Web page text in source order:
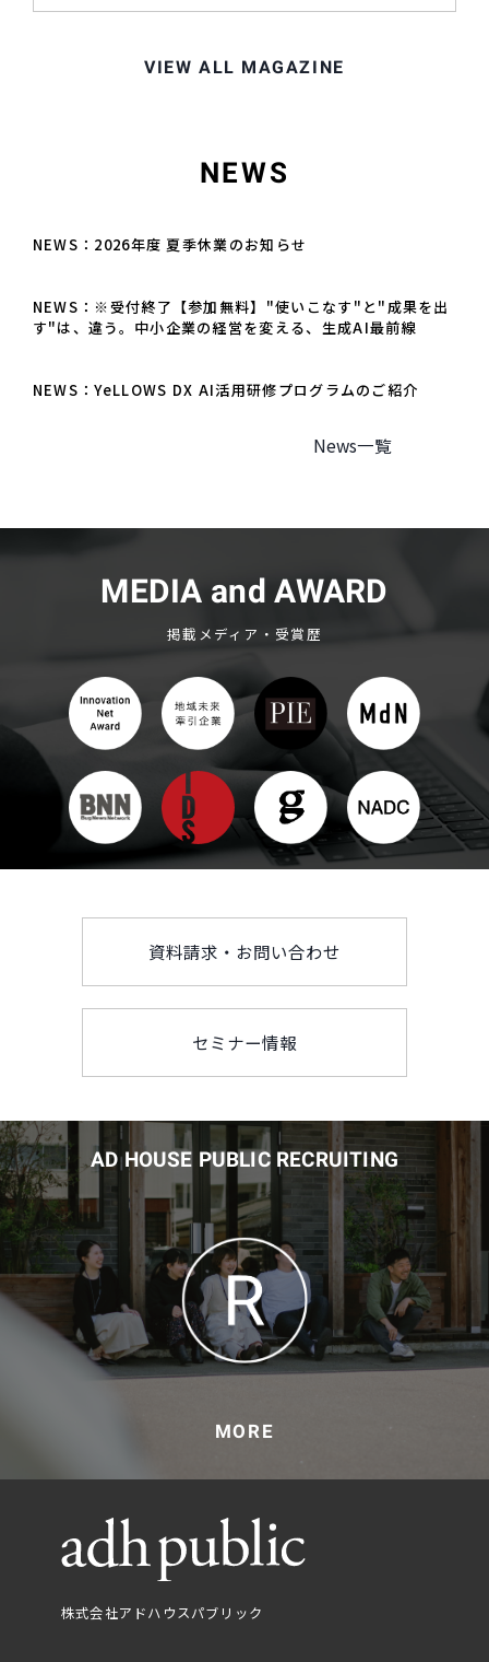
VIEW ALL MAGAZINE
NEWS
NEWS：2026年度 夏季休業のお知らせ
NEWS：※受付終了【参加無料】"使いこなす"と"成果を出
す"は、違う。中小企業の経営を変える、生成AI最前線
NEWS：YeLLOWS DX AI活用研修プログラムのご紹介
News一覧
MEDIA and AWARD
掲載メディア・受賞歴
資料請求・お問い合わせ
セミナー情報
AD HOUSE PUBLIC RECRUITING
MORE
株式会社アドハウスパブリック